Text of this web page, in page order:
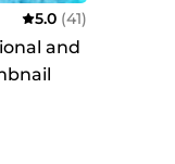
5.0 (41)
and